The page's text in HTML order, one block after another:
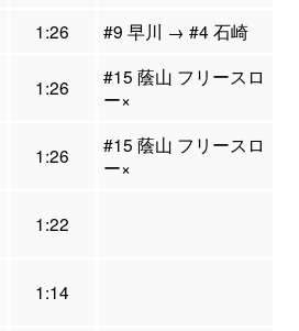
1:26 #9 早川 → #4 石崎
1:26
#15 蔭山 フリースロ
ー×
1:26
#15 蔭山 フリースロ
ー×
1:22
1:14